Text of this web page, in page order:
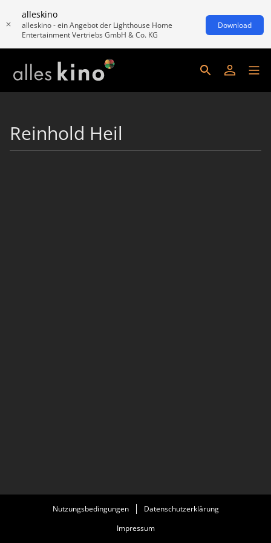
alleskino
alleskino - ein Angebot der Lighthouse Home
Entertainment Vertriebs GmbH & Co. KG
Download
Reinhold Heil
Nutzungsbedingungen
Datenschutzerklärung
Impressum